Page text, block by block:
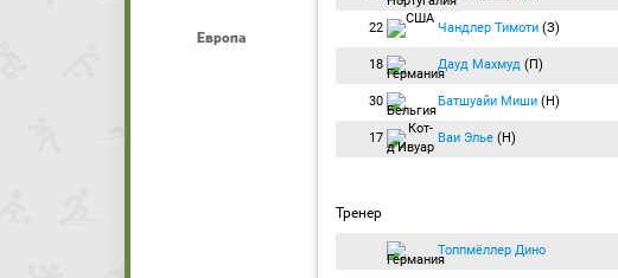
Европа
22 Чандлер Тимоти (З)
18 Дауд Махмуд (П)
30 Батшуайи Миши (Н)
17 Ваи Элье (Н)
Тренер
Топпмёллер Дино